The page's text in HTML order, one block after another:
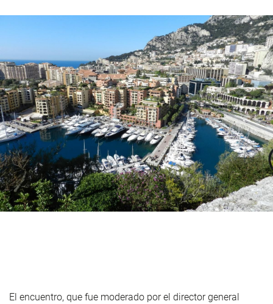
El encuentro, que fue moderado por el director general